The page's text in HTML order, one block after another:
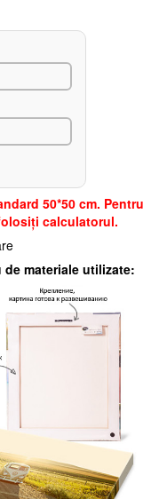
50*50 cm. Pentru
calculatorul.
materiale utilizate: